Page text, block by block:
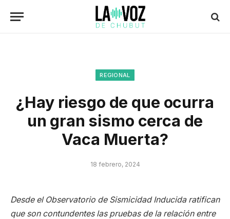
REGIONAL
¿Hay riesgo de que ocurra
un gran sismo cerca de
Vaca Muerta?
18 febrero, 2024
Desde el Observatorio de Sismicidad Inducida ratifican
que son contundentes las pruebas de la relación entre